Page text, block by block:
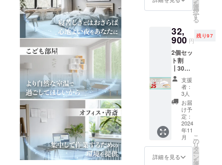
ト・
ウッド
からお
選びく
ださ
い。 適
格請求
書発行
事業者
登録番
号：
T40111
010698
を
選
択
す
る
32,
900 円
残り97
2個セッ
ト割
┃30％
OFF
SoundF
Light×2
定価
￥47,00
0→30％
OFF
￥32,90
0 カ
ラーを
ホワイ
支援
者：
3人
お届
け予
定：
2024
年11
月
詳細を見る
こ
の
リ
タ
ー
ン
を